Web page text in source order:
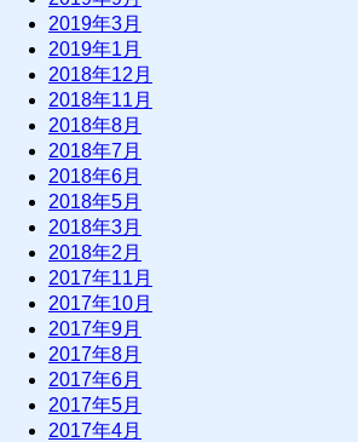
2019年3月
2019年1月
2018年12月
2018年11月
2018年8月
2018年7月
2018年6月
2018年5月
2018年3月
2018年2月
2017年11月
2017年10月
2017年9月
2017年8月
2017年6月
2017年5月
2017年4月